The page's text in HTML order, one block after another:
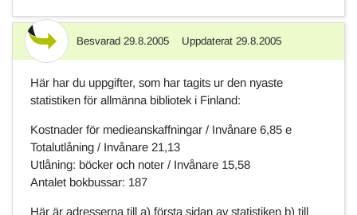
Svar Besvarad 29.8.2005 Uppdaterat 29.8.2005
Här har du uppgifter, som har tagits ur den nyaste
statistiken för allmänna bibliotek i Finland:
Kostnader för medieanskaffningar / Invånare 6,85 e
Totalutlåning / Invånare 21,13
Utlåning: böcker och noter / Invånare 15,58
Antalet bokbussar: 187
Här är adresserna till a) första sidan av statistiken b) till